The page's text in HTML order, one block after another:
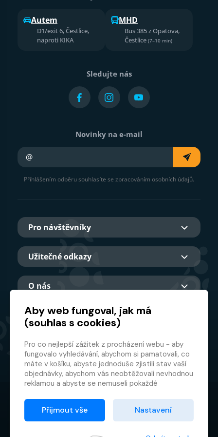
Autem
D1/exit 6, Čestlice,
naproti KIKA
MHD
Bus 385 z Opatova,
Čestlice (7–10 min)
Sledujte nás
Novinky na e-mail
Přihlášením odběru souhlasíte se zpracováním osobních údajů.
Pro návštěvníky
Užitečné odkazy
O nás
Hlavní partner
© 2026 GMF Aquapark Prague, a.s.
Ochrana osobních údajů
Smluvní podmínky
Aby web fungoval, jak má
(souhlas s cookies)
Pro co nejlepší zážitek z procházení webu - aby
fungovalo vyhledávání, abychom si pamatovali, co
máte v košíku, abyste jednoduše zjistili stav vaší
objednávky, abychom vás neobtěžovali nevhodnou
reklamou a abyste se nemuseli pokaždé
Proto od vás potřebujeme souhlas se
zpracováním souborů cookies
Přijmout vše Nastavení